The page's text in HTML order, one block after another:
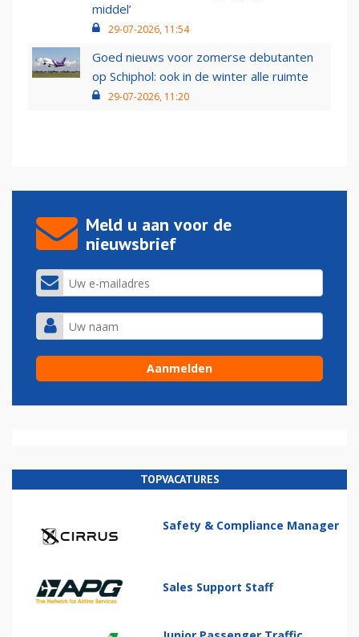
middel’
29-07-2026, 11:54
Goed nieuws voor zomerse debutanten
op Schiphol: ook in de winter alle ruimte
29-07-2026, 11:20
Meld u aan voor de
nieuwsbrief
TOPVACATURES
Safety & Compliance Manager
Sales Support Staff